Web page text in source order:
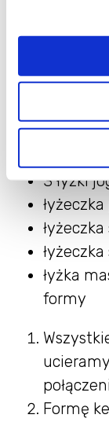
8 łyżek
4 łyżki
3 jajka
100 g
3 łyżki
łyżeczka
łyżka
formy
Formę